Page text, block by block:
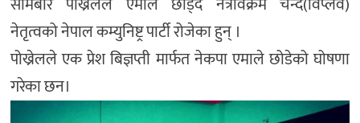
नेतृत्वको नेपाल कम्युनिष्ट्र पार्टी रोजेका हुन् ।
पोख्रेलले एक प्रेश बिज्ञप्ती मार्फत नेकपा एमाले छोडेको घोषणा
गरेका छन।